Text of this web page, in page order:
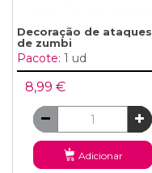
Decoração de ataques
de zumbi
Pacote: 1 ud
8,99 €
Adicionar